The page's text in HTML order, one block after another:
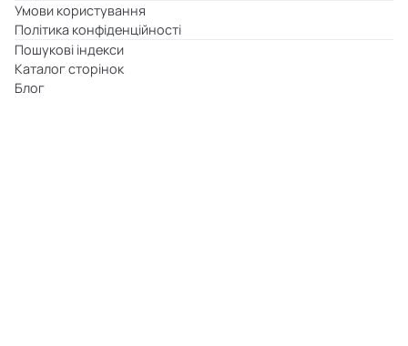
Умови користування
Політика конфіденційності
Пошукові індекси
Каталог сторінок
Блог